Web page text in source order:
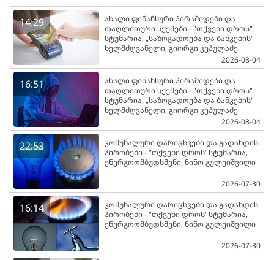
14:29
ახალი ფინანსური პირამიდები და
თაღლითური სქემები - "თქვენი დროს"
სტუმარია, „საზოგადოება და ბანკების"
ხელმძღვანელი, გიორგი კეპულაძე
2026-08-04
16:51
ახალი ფინანსური პირამიდები და
თაღლითური სქემები - "თქვენი დროს"
სტუმარია, „საზოგადოება და ბანკების"
ხელმძღვანელი, გიორგი კეპულაძე
2026-08-04
22:53
კომუნალური დარიცხვები და გადახდის
პირობები - "თქვენი დროს' სტუმარია,
ენერგოომბუდსმენი, ნინო გულეიშვილი
2026-07-30
16:14
კომუნალური დარიცხვები და გადახდის
პირობები - "თქვენი დროს' სტუმარია,
ენერგოომბუდსმენი, ნინო გულეიშვილი
2026-07-30